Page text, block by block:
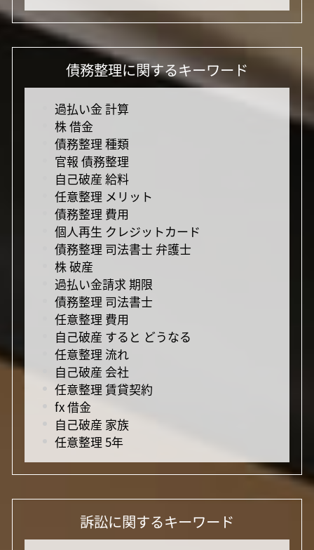
債務整理に関するキーワード
過払い金 計算
株 借金
債務整理 種類
官報 債務整理
自己破産 給料
任意整理 メリット
債務整理 費用
個人再生 クレジットカード
債務整理 司法書士 弁護士
株 破産
過払い金請求 期限
債務整理 司法書士
任意整理 費用
自己破産 すると どうなる
任意整理 流れ
自己破産 会社
任意整理 賃貸契約
fx 借金
自己破産 家族
任意整理 5年
訴訟に関するキーワード